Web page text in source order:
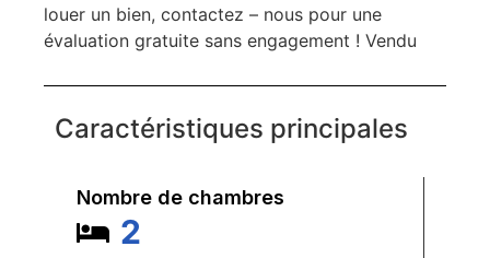
louer un bien, contactez – nous pour une
évaluation gratuite sans engagement ! Vendu
Caractéristiques principales
Nombre de chambres
2